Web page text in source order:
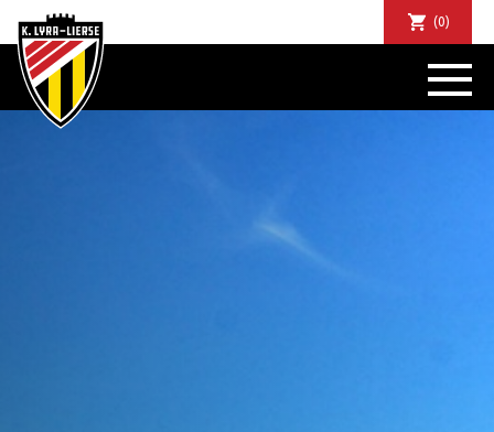
(0)
NIEUWS
DE CLUB